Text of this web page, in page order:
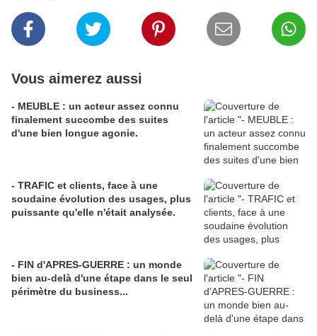
Vous aimerez aussi
- MEUBLE : un acteur assez connu
finalement succombe des suites
d'une bien longue agonie.
- TRAFIC et clients, face à une
soudaine évolution des usages, plus
puissante qu'elle n'était analysée.
- FIN d'APRES-GUERRE : un monde
bien au-delà d'une étape dans le seul
périmètre du business...